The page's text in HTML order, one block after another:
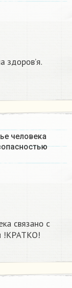
здоров’я.
человека
связано с
!КРАТКО!